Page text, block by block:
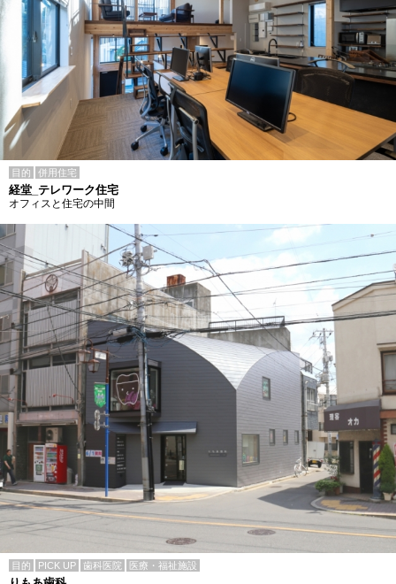
目的 併用住宅
経堂_テレワーク住宅
オフィスと住宅の中間
目的 PICK UP 歯科医院 医療・福祉施設